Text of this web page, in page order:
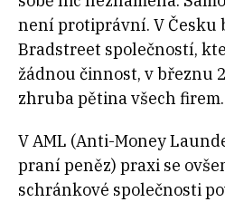
není protiprávní. V Česku
Bradstreet společností,
žádnou činnost, v březnu
zhruba pětina všech firem.
V AML (Anti-Money
praní peněz) praxi se
schránkové společnosti